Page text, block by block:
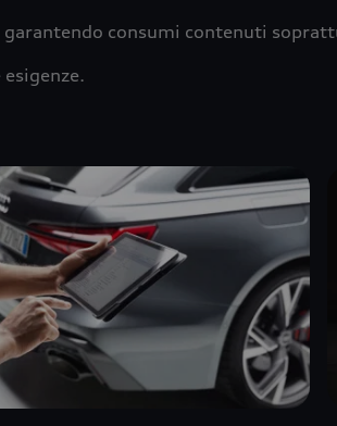
consumi contenuti